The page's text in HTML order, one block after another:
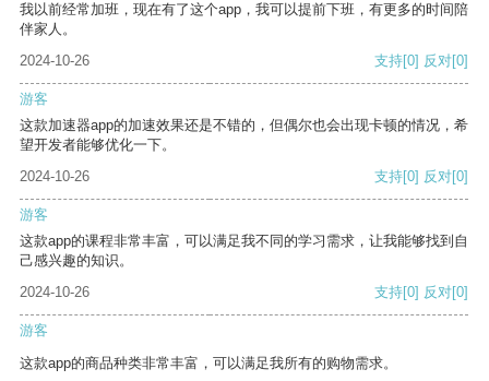
我以前经常加班，现在有了这个app，我可以提前下班，有更多的时间陪
伴家人。
2024-10-26
支持[0] 反对[0]
游客
这款加速器app的加速效果还是不错的，但偶尔也会出现卡顿的情况，希
望开发者能够优化一下。
2024-10-26
支持[0] 反对[0]
游客
这款app的课程非常丰富，可以满足我不同的学习需求，让我能够找到自
己感兴趣的知识。
2024-10-26
支持[0] 反对[0]
游客
这款app的商品种类非常丰富，可以满足我所有的购物需求。